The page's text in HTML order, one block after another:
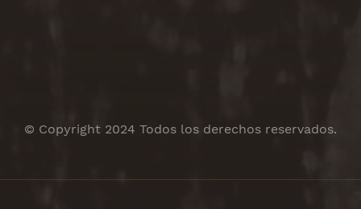
© Copyright 2024 Todos los derechos reservados.